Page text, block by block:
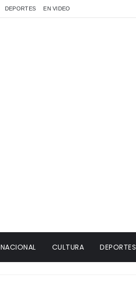
DEPORTES EN VIDEO
CULTURA DEPORTES